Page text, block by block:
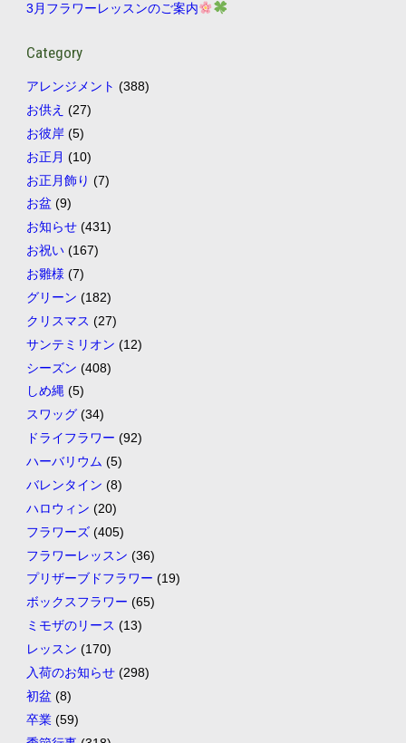
3月フラワーレッスンのご案内
Category
アレンジメント (388)
お供え (27)
お彼岸(5)
お正月 (10)
お正月飾り (7)
お盆 (9)
お知らせ(431)
お祝い(167)
お雛様 (7)
グリーン (182)
クリスマス (27)
サンテミリオン (12)
シーズン (408)
しめ縄(5)
スワッグ(34)
ドライフラワー (92)
ハーバリウム (5)
バレンタイン (8)
ハロウィン (20)
フラワーズ(405)
フラワーレッスン (36)
プリザーブドフラワー (19)
ボックスフラワー (65)
ミモザのリース (13)
レッスン (170)
入荷のお知らせ(298)
初盆 (8)
卒業(59)